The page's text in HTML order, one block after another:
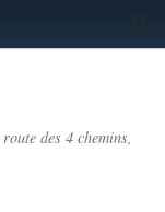
route des 4 chemins,